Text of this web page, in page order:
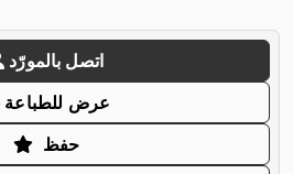
اتصل بالمورّد
عرض للطباعة
حفظ